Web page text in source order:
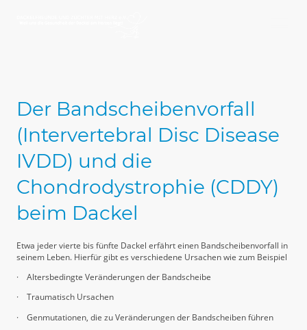
Der Bandscheibenvorfall
(Intervertebral Disc Disease
IVDD) und die
Chondrodystrophie (CDDY)
beim Dackel
Etwa jeder vierte bis fünfte Dackel erfährt einen Bandscheibenvorfall in
seinem Leben. Hierfür gibt es verschiedene Ursachen wie zum Beispiel
·
Altersbedingte Veränderungen der Bandscheibe
·
Traumatisch Ursachen
·
Genmutationen, die zu Veränderungen der Bandscheiben führen